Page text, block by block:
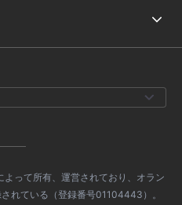
って所有、運営されており、オラン
れている（登録番号01104443）。